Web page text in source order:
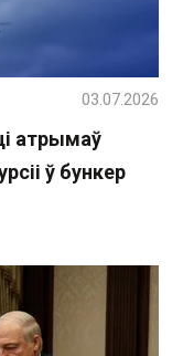
атрымаў
ў бункер
03.07.2026